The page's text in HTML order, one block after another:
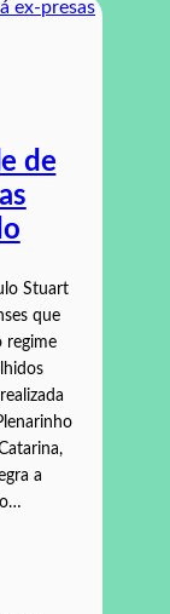
de
Stuart
que
regime
a